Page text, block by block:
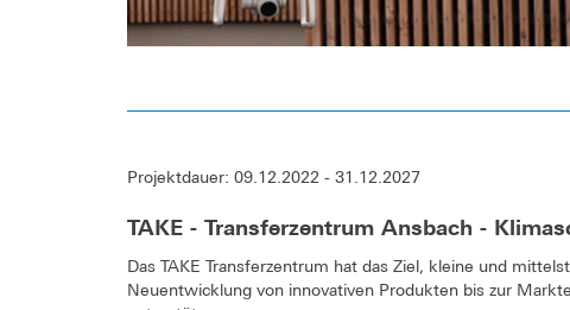
Projektdauer: 09.12.2022 - 31.12.2027
TAKE - Transferzentrum Ansbach -
Das TAKE Transferzentrum hat das Ziel, kleine und
Neuentwicklung von innovativen Produkten bis zur